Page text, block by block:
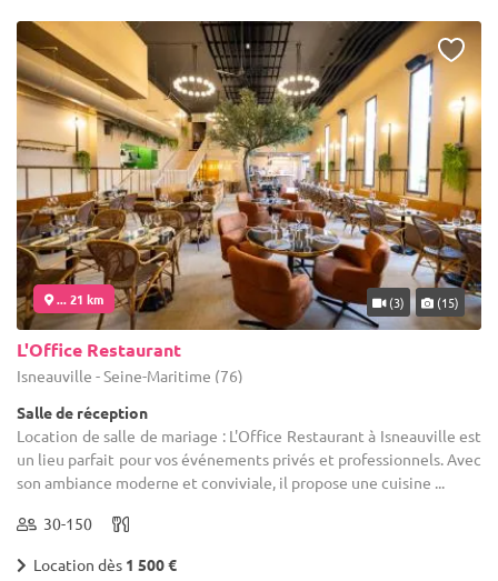
... 21 km (3) (15)
L'Office Restaurant
Isneauville - Seine-Maritime (76)
Salle de réception
Location de salle de mariage : L'Office Restaurant à Isneauville est
un lieu parfait pour vos événements privés et professionnels. Avec
son ambiance moderne et conviviale, il propose une cuisine ...
30-150
Location dès 1 500 €